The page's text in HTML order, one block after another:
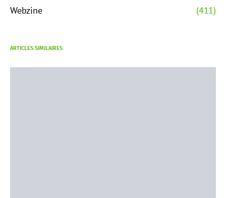
Webzine
(411)
ARTICLES SIMILAIRES